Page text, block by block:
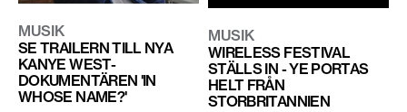
MUSIK
SE TRAILERN TILL NYA
KANYE WEST-
DOKUMENTÄREN 'IN
WHOSE NAME?'
MUSIK
WIRELESS FESTIVAL
STÄLLS IN - YE PORTAS
HELT FRÅN
STORBRITANNIEN